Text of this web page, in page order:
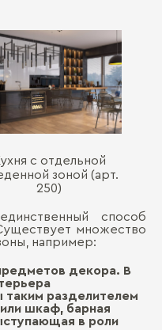
с отдельной
зоной (арт.
250)
способ
множество
например:
декора. В
таким разделителем
шкаф, барная
в роли